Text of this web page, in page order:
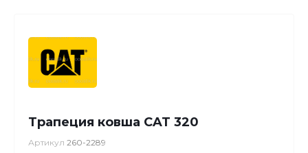
Трапеция ковша CAT 320
Артикул 260-2289